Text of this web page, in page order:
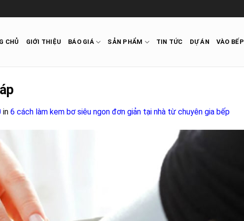
CHỦ GIỚI THIỆU BÁO GIÁ SẢN PHẨM TIN TỨC DỰ ÁN VÀO BẾP
in 6 cách làm kem bơ siêu ngon đơn giản tại nhà từ chuyên gia bếp